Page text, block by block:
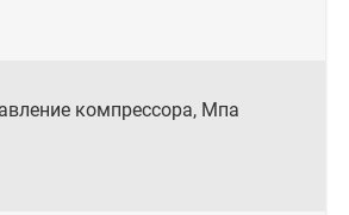
компрессора, Мпа